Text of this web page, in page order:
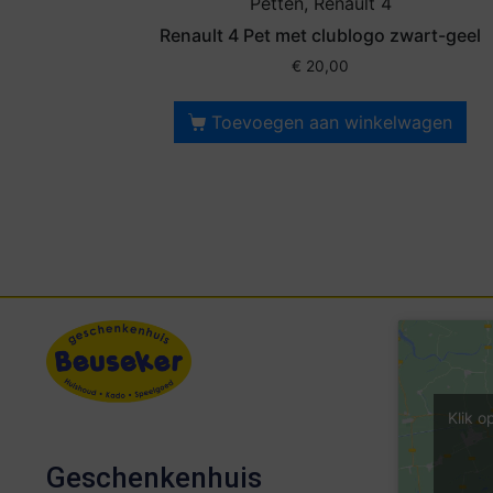
Renault 4 Pet met clublogo zwart-geel
€ 20,00
Toevoegen aan winkelwagen
Geschenkenhuis
Klik